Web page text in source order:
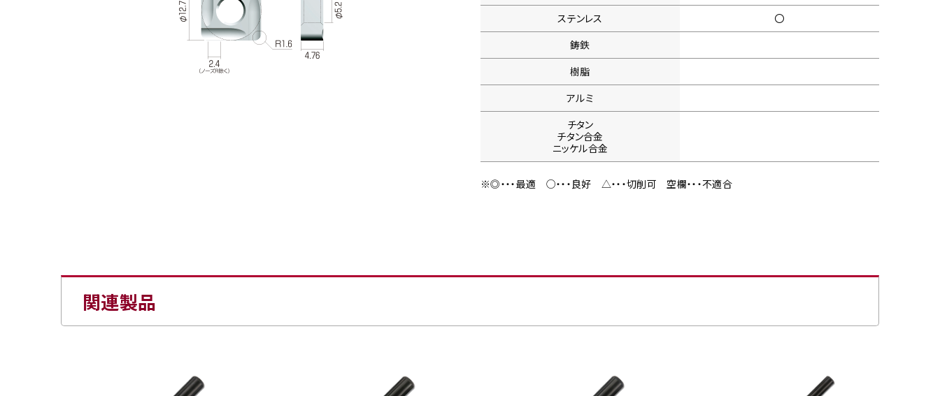
ステンレス
〇
鋳鉄
樹脂
アルミ
チタン
チタン合金
ニッケル合金
※◎・・・最適 ○・・・良好 △・・・切削可 空欄・・・不適合
関連製品